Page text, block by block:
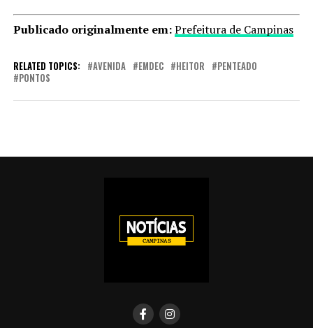
Publicado originalmente em:Prefeitura de Campinas
RELATED TOPICS: AVENIDA EMDEC HEITOR
PENTEADO
PONTOS